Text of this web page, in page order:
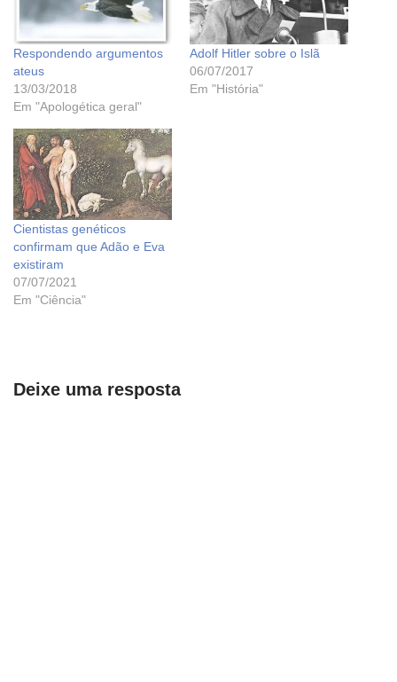
Respondendo argumentos
ateus
13/03/2018
Em "Apologética geral"
Adolf Hitler sobre o Islã
06/07/2017
Em "História"
Cientistas genéticos
confirmam que Adão e Eva
existiram
07/07/2021
Em "Ciência"
Deixe uma resposta